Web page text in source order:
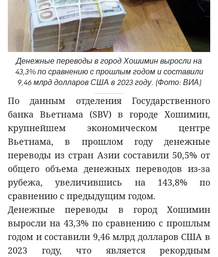
Денежные переводы в город Хошимин выросли на
43,3% по сравнению с прошлым годом и составили
9,46 млрд долларов США в 2023 году. (Фото: ВИА)
По данным отделения Государственного
банка Вьетнама (SBV) в городе Хошимин,
крупнейшем экономическом центре
Вьетнама, в прошлом году денежные
переводы из стран Азии составили 50,5% от
общего объема денежных переводов из-за
рубежа, увеличившись на 143,8% по
сравнению с предыдущим годом.
Денежные переводы в город Хошимин
выросли на 43,3% по сравнению с прошлым
годом и составили 9,46 млрд долларов США в
2023 году, что является рекордным